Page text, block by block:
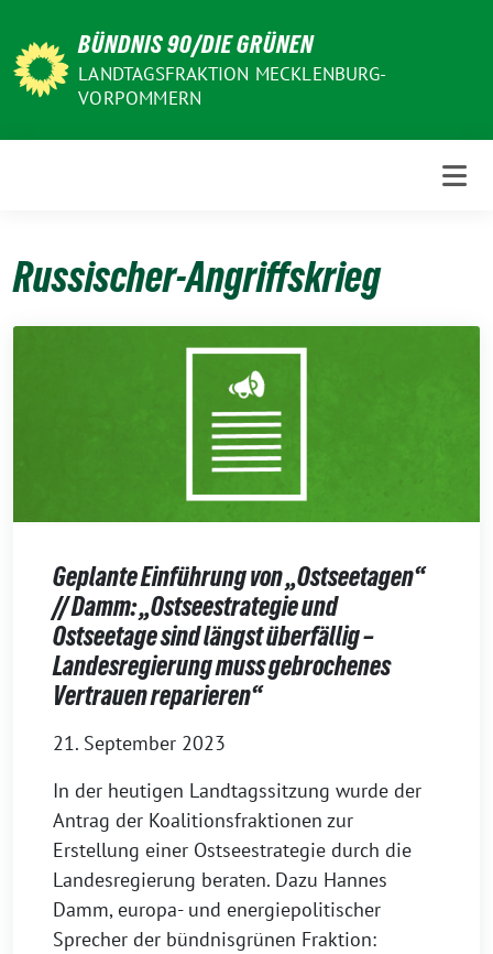
zum
Inhalt
BÜNDNIS 90/DIE GRÜNEN
LANDTAGSFRAKTION MECKLENBURG-
VORPOMMERN
Russischer-Angriffskrieg
Geplante Einführung von „Ostseetagen“
// Damm: „Ostseestrategie und
Ostseetage sind längst überfällig –
Landesregierung muss gebrochenes
Vertrauen reparieren“
21. September 2023
In der heutigen Landtagssitzung wurde der
Antrag der Koalitionsfraktionen zur
Erstellung einer Ostseestrategie durch die
Landesregierung beraten. Dazu Hannes
Damm, europa- und energiepolitischer
Sprecher der bündnisgrünen Fraktion: